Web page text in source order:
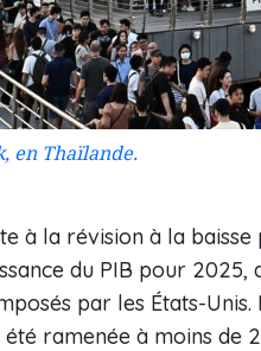
en Thaïlande.
à la révision à la
du PIB pour 2025,
par les États-
ramenée à moins de